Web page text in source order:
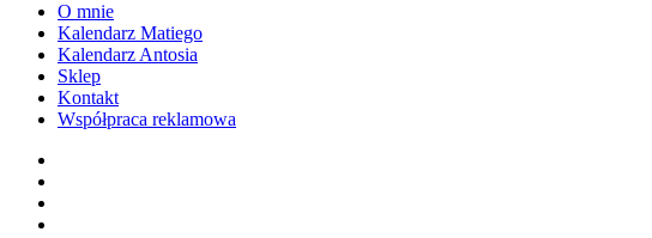
O mnie
Kalendarz Matiego
Kalendarz Antosia
Sklep
Kontakt
Współpraca reklamowa